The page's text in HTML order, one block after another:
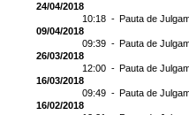
24/04/2018
10:18 - Pauta de
09/04/2018
09:39 - Pauta de
26/03/2018
12:00 - Pauta de
16/03/2018
09:49 - Pauta de
16/02/2018